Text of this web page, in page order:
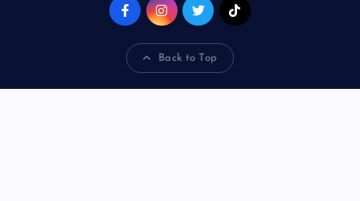
Back to Top